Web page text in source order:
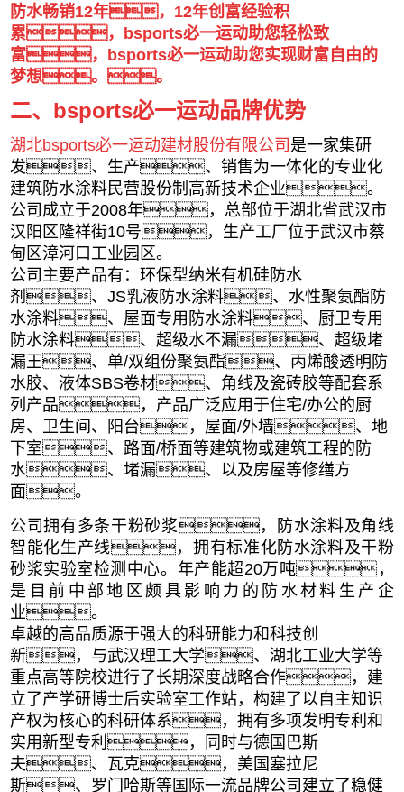
防水畅销12年，12年创富经验积
累，bsports必一运动助您轻松致
富，bsports必一运动助您实现财富自由的
梦想。。
二、bsports必一运动品牌优势
湖北bsports必一运动建材股份有限公司 是一家集研
发、生产、销售为一体化的专业化
建筑防水涂料民营股份制高新技术企业。
公司成立于2008年，总部位于湖北省武汉市
汉阳区隆祥街10号，生产工厂位于武汉市蔡
甸区漳河口工业园区。
公司主要产品有：环保型纳米有机硅防水
剂、JS乳液防水涂料、水性聚氨酯防
水涂料、屋面专用防水涂料、厨卫专用
防水涂料、超级水不漏、超级堵
漏王、单/双组份聚氨酯、丙烯酸透明防
水胶、液体SBS卷材、角线及瓷砖胶等配套系
列产品，产品广泛应用于住宅/办公的厨
房、卫生间、阳台，屋面/外墙、地
下室、路面/桥面等建筑物或建筑工程的防
水、堵漏、以及房屋等修缮方
面。
公司拥有多条干粉砂浆，防水涂料及角线
智能化生产线，拥有标准化防水涂料及干粉
砂浆实验室检测中心。年产能超20万吨，
是目前中部地区 颇具影响力的防水材料生产企
业。
卓越的高品质源于强大的科研能力和科技创
新，与武汉理工大学、湖北工业大学等
重点高等院校进行了长期深度战略合作，建
立了产学研博士后实验室工作站，构建了以自主知识
产权为核心的科研体系，拥有多项发明专利和
实用新型专利，
同时与德国巴斯
夫、瓦克，美国塞拉尼
斯、罗门哈斯等国际一流品牌公司建立了稳健